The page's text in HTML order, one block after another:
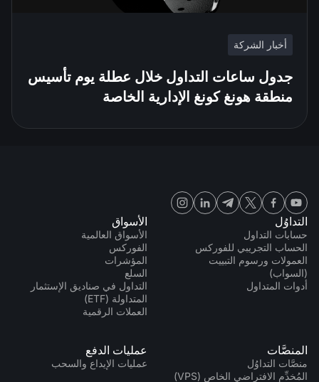
أخبار الشركة
جدول ساعات التداول خلال عطلة يوم تأسيس
منطقة هونغ كونغ الإدارية الخاصة
التداوُل
حسابات التداول
الحساب التجريبي للفوركس
العمولات ورسوم التبييت
(السواب)
أدوات المتداول
الأسواق
الأسواق العالمية
الفوركس
المؤشرات
السلع
التداول في صناديق الإستثمار
المتداولة (ETF)
العملات الرقمية
المنصَّات
منصَّات التداوُل
المُخدِّم الافتراضي الخاص (VPS)
عمليات الدفع
عمليات الإيداع والسحب